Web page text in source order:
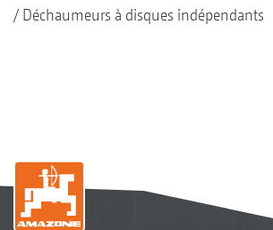
Déchaumeurs à disques indépendants